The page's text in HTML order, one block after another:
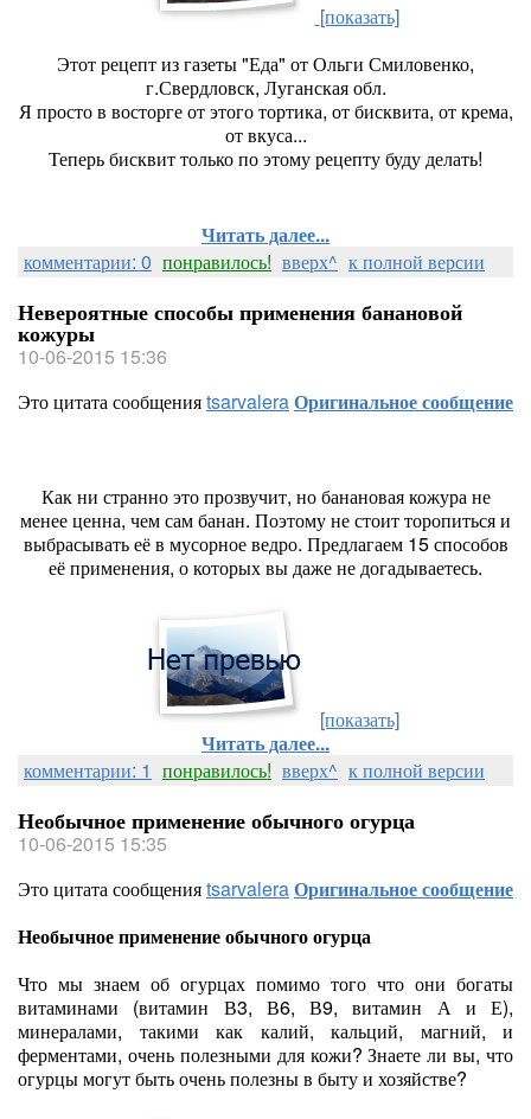
[показать]
Этот рецепт из газеты "Еда" от Ольги Смиловенко,
г.Свердловск, Луганская обл.
Я просто в восторге от этого тортика, от бисквита, от крема,
от вкуса...
Теперь бисквит только по этому рецепту буду делать!
Читать далее...
комментарии: 0 понравилось! вверх^ к полной версии
Невероятные способы применения банановой
кожуры
10-06-2015 15:36
Это цитата сообщенияtsarvaleraОригинальное сообщение
Как ни странно это прозвучит, но банановая кожура не
менее ценна, чем сам банан. Поэтому не стоит торопиться и
выбрасывать её в мусорное ведро. Предлагаем 15 способов
её применения, о которых вы даже не догадываетесь.
[показать]
Читать далее...
комментарии: 1 понравилось! вверх^ к полной версии
Необычное применение обычного огурца
10-06-2015 15:35
Это цитата сообщенияtsarvaleraОригинальное сообщение
Необычное применение обычного огурца
Что мы знаем об огурцах помимо того что они богаты
витаминами (витамин В3, В6, В9, витамин А и Е),
минералами, такими как калий, кальций, магний, и
ферментами, очень полезными для кожи? Знаете ли вы, что
огурцы могут быть очень полезны в быту и хозяйстве?